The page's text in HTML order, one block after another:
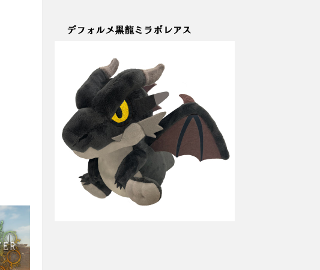
デフォルメ黒龍ミラボレアス